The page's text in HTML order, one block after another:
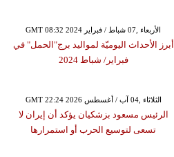
GMT 08:32 2024 الأربعاء ,07 شباط / فبراير
أبرز الأحداث اليوميّة لمواليد برج"الحمل" في
فبراير/ شباط 2024
GMT 22:24 2026 الثلاثاء ,04 آب / أغسطس
الرئيس مسعود بزشكيان يؤكد أن إيران لا
تسعى لتوسيع الحرب أو استمرارها